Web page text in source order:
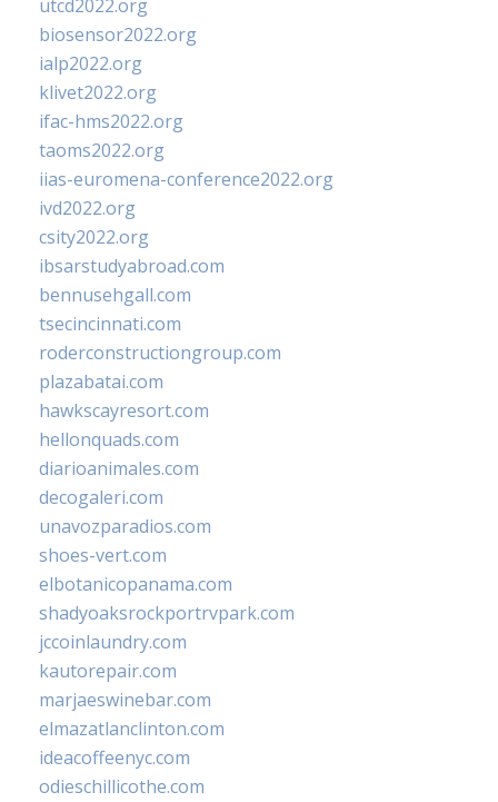
utcd2022.org
biosensor2022.org
ialp2022.org
klivet2022.org
ifac-hms2022.org
taoms2022.org
iias-euromena-conference2022.org
ivd2022.org
csity2022.org
ibsarstudyabroad.com
bennusehgall.com
tsecincinnati.com
roderconstructiongroup.com
plazabatai.com
hawkscayresort.com
hellonquads.com
diarioanimales.com
decogaleri.com
unavozparadios.com
shoes-vert.com
elbotanicopanama.com
shadyoaksrockportrvpark.com
jccoinlaundry.com
kautorepair.com
marjaeswinebar.com
elmazatlanclinton.com
ideacoffeenyc.com
odieschillicothe.com